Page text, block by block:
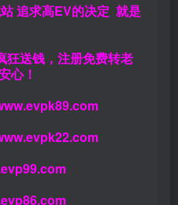
追求高EV的决定 就是
狂送钱，注册免费转老
心！